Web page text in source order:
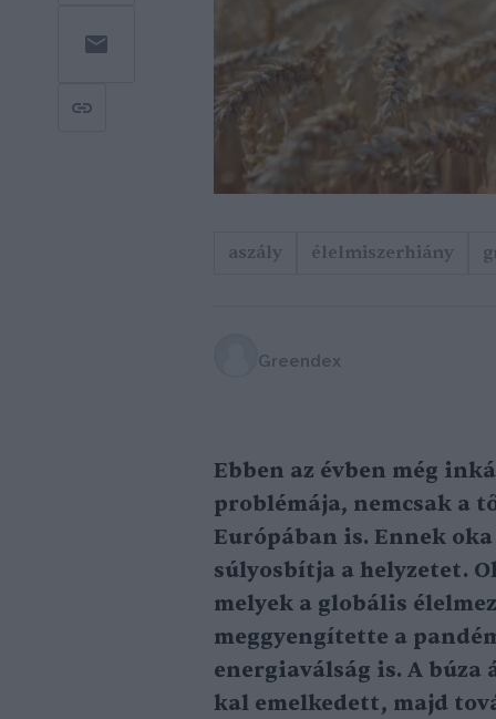
aszály élelmiszerhiány
Greendex
Ebben az évben még
problémája, nemcsak a
Európában is. Ennek
súlyosbítja a helyzetet.
melyek a globális
meggyengítette a
energiaválság is. A búza
kal emelkedett, majd